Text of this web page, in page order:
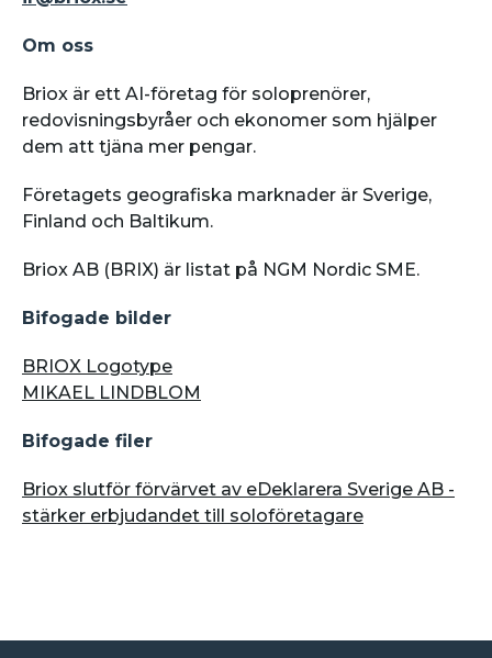
Om oss
Briox är ett AI-företag för soloprenörer,
redovisningsbyråer och ekonomer som hjälper
dem att tjäna mer pengar.
Företagets geografiska marknader är Sverige,
Finland och Baltikum.
Briox AB (BRIX) är listat på NGM Nordic SME.
Bifogade bilder
BRIOX Logotype
MIKAEL LINDBLOM
Bifogade filer
Briox slutför förvärvet av eDeklarera Sverige AB -
stärker erbjudandet till soloföretagare